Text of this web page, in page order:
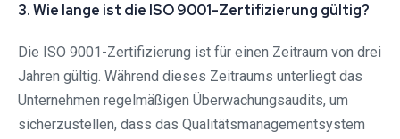
3. Wie lange ist die ISO 9001-Zertifizierung gültig?
Die ISO 9001-Zertifizierung ist für einen Zeitraum von drei
Jahren gültig. Während dieses Zeitraums unterliegt das
Unternehmen regelmäßigen Überwachungsaudits, um
sicherzustellen, dass das Qualitätsmanagementsystem